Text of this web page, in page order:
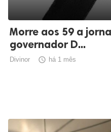
Morre aos 59 a
governador D...
Divinor  há 1 mês